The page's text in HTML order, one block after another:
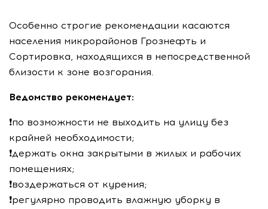
Особенно строгие рекомендации касаются
населения микрорайонов Грознефть и
Сортировка, находящихся в непосредственной
близости к зоне возгорания.
Ведомство рекомендует:
❗️по возможности не выходить на улицу без
крайней необходимости;
❗️держать окна закрытыми в жилых и рабочих
помещениях;
❗️воздержаться от курения;
❗️регулярно проводить влажную уборку в